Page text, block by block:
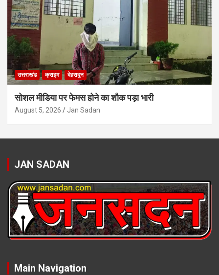
उत्तराखंड क्राइम देहरादून
सोशल मीडिया पर फेमस होने का शौक पड़ा भारी
August 5, 2026 Jan Sadan
JAN SADAN
Main Navigation